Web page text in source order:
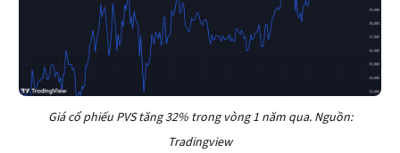
Giá cổ phiếu PVS tăng 32% trong vòng 1 năm qua. Nguồn:
Tradingview